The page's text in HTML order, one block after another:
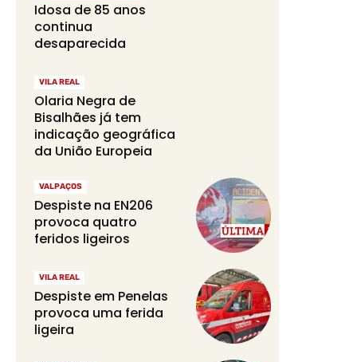
Idosa de 85 anos
continua
desaparecida
VILA REAL
Olaria Negra de
Bisalhães já tem
indicação geográfica
da União Europeia
VALPAÇOS
Despiste na EN206
provoca quatro
feridos ligeiros
VILA REAL
Despiste em Penelas
provoca uma ferida
ligeira